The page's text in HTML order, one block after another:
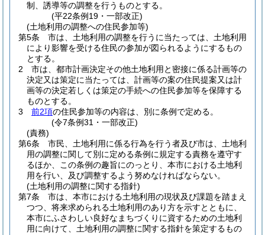
制、誘導等の調整を行うものとする。
(平22条例19・一部改正)
(土地利用の調整への住民参加等)
第5条
市は、土地利用の調整を行うに当たっては、土地利用
により影響を受ける住民の参加が図られるようにするもの
とする。
2
市は、都市計画決定その他土地利用と密接に係る計画等の
決定又は策定に当たっては、計画等の案の住民提案又は計
画等の決定若しくは策定の手続への住民参加等を保障する
ものとする。
3
前2項の住民参加等の内容は、別に条例で定める。
(令7条例31・一部改正)
(責務)
第6条
市民、土地利用に係る行為を行う者及び市は、土地利
用の調整に関して別に定める条例に規定する責務を遵守す
るほか、この条例の趣旨にのっとり、本市における土地利
用を行い、及び調整するよう努めなければならない。
(土地利用の調整に関する指針)
第7条
市は、本市における土地利用の現状及び課題を踏まえ
つつ、将来求められる土地利用のあり方を示すとともに、
本市にふさわしい良好なまちづくりに資するための土地利
用に向けて、土地利用の調整に関する指針を策定するもの